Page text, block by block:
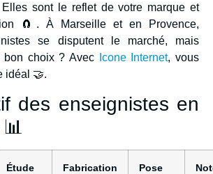
sont le reflet de votre marque et
🧲. À Marseille et en Provence,
se disputent le marché, mais
bon choix ? Avec
Icone Internet, vous
idéal 🤝.
des enseignistes en
Étude Fabrication Pose